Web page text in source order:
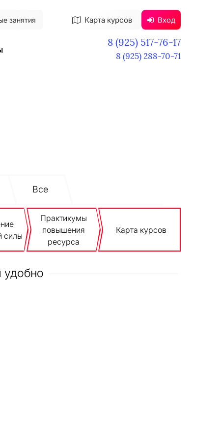
Карта курсов Вход
занятия
8 (925) 517-76-17
8 (925) 288-70-71
Все
силы
Практикумы
повышения
ресурса
Карта курсов
удобно